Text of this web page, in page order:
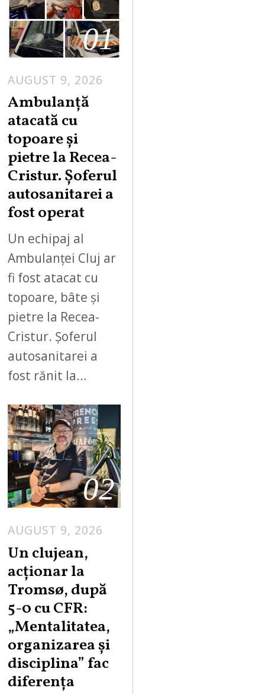
01
AUGUST 9, 2026
Ambulanță
atacată cu
topoare și
pietre la Recea-
Cristur. Șoferul
autosanitarei a
fost operat
Un echipaj al
Ambulanței Cluj ar
fi fost atacat cu
topoare, bâte și
pietre la Recea-
Cristur. Șoferul
autosanitarei a
fost rănit la…
02
AUGUST 9, 2026
Un clujean,
acționar la
Tromsø, după
5-0 cu CFR:
„Mentalitatea,
organizarea și
disciplina” fac
diferența